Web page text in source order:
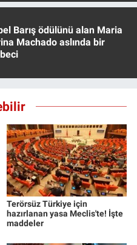
Barış ödülünü alan Maria
Machado aslında bir
Terörsüz Türkiye için
hazırlanan yasa Meclis'te! İşte
maddeler